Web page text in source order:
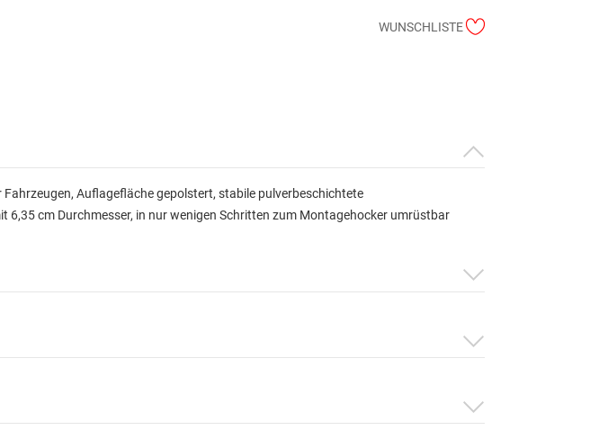
WUNSCHLISTE
Auflagefläche gepolstert, stabile pulverbeschichtete
6,35 cm Durchmesser, in nur wenigen Schritten zum Montagehocker umrüstbar